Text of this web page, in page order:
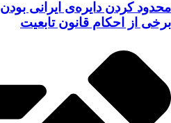
محدود کردن دایره‌ی ایرانی
برخی از احکام قانون تابعیت